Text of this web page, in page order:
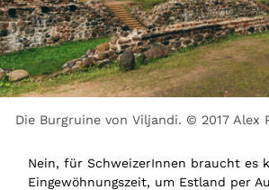
Die Burgruine von Viljandi. © 2017 Alex
Nein, für SchweizerInnen braucht es
Eingewöhnungszeit, um Estland per